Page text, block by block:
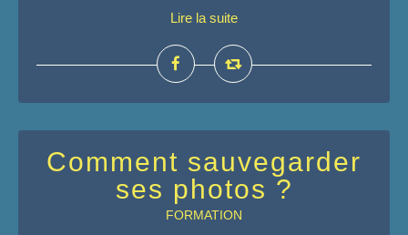
Lire la suite
Comment sauvegarder
ses photos ?
FORMATION